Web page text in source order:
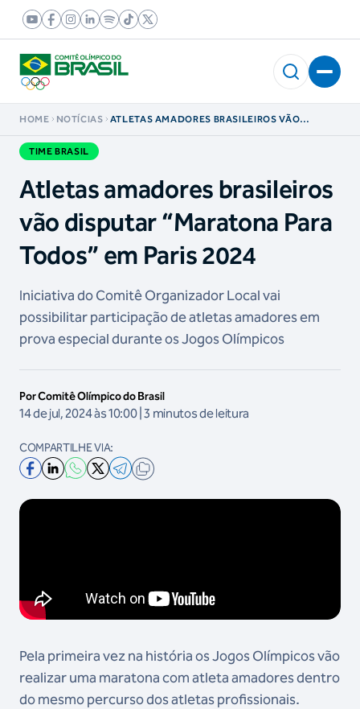
HOME NOTÍCIAS
ATLETAS AMADORES BRASILEIROS VÃO
TIME BRASIL
Atletas amadores brasileiros
vão disputar “Maratona Para
Todos” em Paris 2024
Iniciativa do Comitê Organizador Local vai
possibilitar participação de atletas amadores em
prova especial durante os Jogos Olímpicos
Por Comitê Olímpico do Brasil
14 de jul, 2024 às 10:00 | 3 minutos de leitura
COMPARTILHE VIA:
Pela primeira vez na história os Jogos Olímpicos vão
realizar uma maratona com atleta amadores dentro
do mesmo percurso dos atletas profissionais.